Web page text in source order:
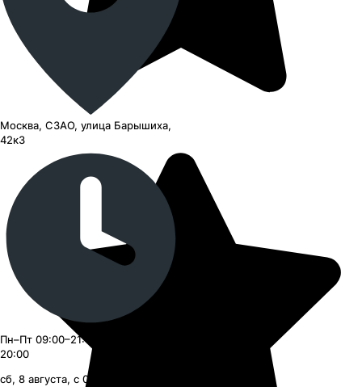
Москва, СЗАО, улица Барышиха,
42к3
Пн–Пт 09:00–21:00, Сб–Вс 09:00–
20:00
сб, 8 августа, с 09:00